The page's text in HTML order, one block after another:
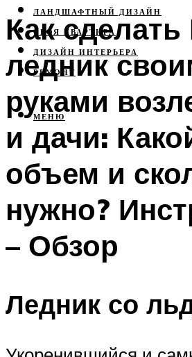
ЛАНДШАФТНЫЙ ДИЗАЙН
СВОЯ КВАРТИРА
ДИЗАЙН ИНТЕРЬЕРА
РЕМОНТ
МЕНЮ
Как сделать
ледник
руками
и дачи:
объем и
нужно?
– Обзор
Ледник со